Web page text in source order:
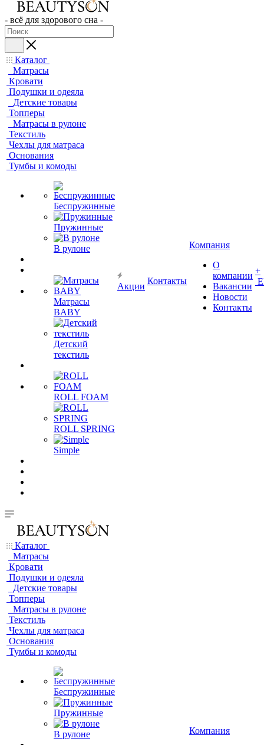
- всё для здорового сна -
Каталог
Матрасы
Кровати
Подушки и одеяла
Детские товары
Топперы
Матрасы в рулоне
Текстиль
Чехлы для матраса
Основания
Тумбы и комоды
Беспружинные
Пружинные
В рулоне
Матрасы
BABY
Детский
текстиль
ROLL FOAM
ROLL SPRING
Simple
Акции
Контакты
Компания
О
компании
Вакансии
Новости
Контакты
+
Каталог
Матрасы
Кровати
Подушки и одеяла
Детские товары
Топперы
Матрасы в рулоне
Текстиль
Чехлы для матраса
Основания
Тумбы и комоды
Беспружинные
Пружинные
В рулоне
Компания